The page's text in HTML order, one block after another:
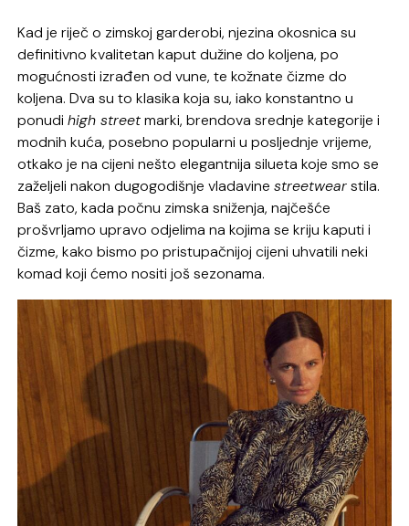
Kad je riječ o zimskoj garderobi, njezina okosnica su
definitivno kvalitetan kaput dužine do koljena, po
mogućnosti izrađen od vune, te kožnate čizme do
koljena. Dva su to klasika koja su, iako konstantno u
ponudihigh streetmarki, brendova srednje kategorije i
modnih kuća, posebno popularni u posljednje vrijeme,
otkako je na cijeni nešto elegantnija silueta koje smo se
zaželjeli nakon dugogodišnje vladavinestreetwearstila.
Baš zato, kada počnu zimska sniženja, najčešće
prošvrljamo upravo odjelima na kojima se kriju kaputi i
čizme, kako bismo po pristupačnijoj cijeni uhvatili neki
komad koji ćemo nositi još sezonama.